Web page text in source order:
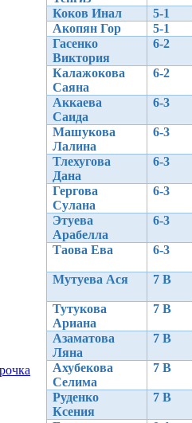
Коков Инал 5-1
Акопян Гор
5-1
Гасенко
Виктория
6-2
Калажокова
Саяна
6-2
Аккаева
Саида
6-3
Машукова
Лалина
6-3
Тлехугова
Дана
6-3
Гергова
Сулана
6-3
Этуева
Арабелла
6-3
Таова Ева
6-3
Мутуева Ася
7 В
Тутукова
Ариана
7 В
Азаматова
Ляна
7 В
Ахубекова
Селима
7 В
Руденко
Ксения
7 В